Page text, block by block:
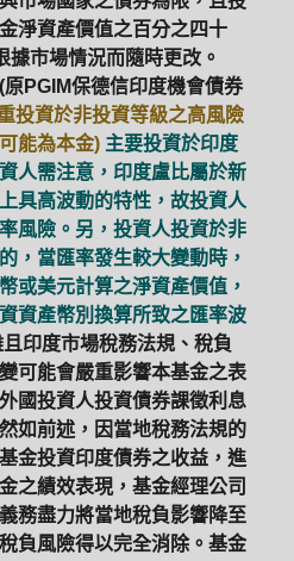
淨資產價值之百分之四十
據市場情況而隨時更改。
PGIM保德信印度機會債券
投資於非投資等級之高風險
能為本金) 主要投資於印度
人需注意，印度盧比屬於新
具高波動的特性，故投資人
風險。另，投資人投資於非
，當匯率發生較大變動時，
或美元計算之淨資產價值，
資產幣別換算所致之匯率波
印度市場稅務法規、稅負
可能會嚴重影響本基金之表
國投資人投資債券課徵利息
如前述，因當地稅務法規的
金投資印度債券之收益，進
之績效表現，基金經理公司
務盡力將當地稅負影響降至
負風險得以完全消除。基金